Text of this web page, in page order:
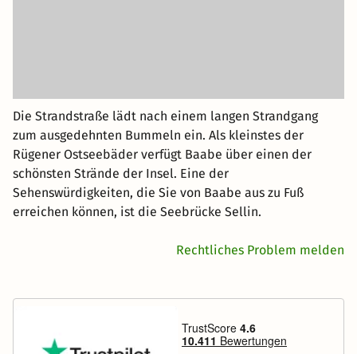
Die Strandstraße lädt nach einem langen Strandgang
zum ausgedehnten Bummeln ein. Als kleinstes der
Rügener Ostseebäder verfügt Baabe über einen der
schönsten Strände der Insel. Eine der
Sehenswürdigkeiten, die Sie von Baabe aus zu Fuß
erreichen können, ist die Seebrücke Sellin.
Rechtliches Problem melden